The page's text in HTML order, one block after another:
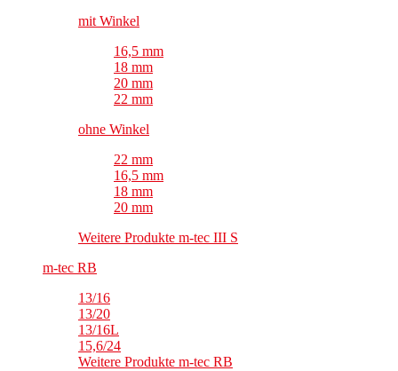
mit Winkel
16,5 mm
18 mm
20 mm
22 mm
ohne Winkel
22 mm
16,5 mm
18 mm
20 mm
Weitere Produkte m-tec III S
m-tec RB
13/16
13/20
13/16L
15,6/24
Weitere Produkte m-tec RB